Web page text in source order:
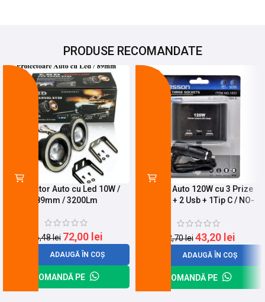
PRODUSE RECOMANDATE
Proiector Auto cu Led 10W /
89mm / 3200Lm
96,48lei 72,00 lei
ADAUGĂ ÎN COȘ
COMANDĂ PE
Spliter Auto 120W cu 3 Prize
12/24V + 2 Usb + 1Tip C / NO-
52,70lei 43,20 lei
ADAUGĂ ÎN COȘ
COMANDĂ PE